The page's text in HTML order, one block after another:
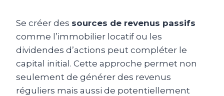
Se créer des sources de revenus passifs
comme l’immobilier locatif ou les
dividendes d’actions peut compléter le
capital initial. Cette approche permet non
seulement de générer des revenus
réguliers mais aussi de potentiellement